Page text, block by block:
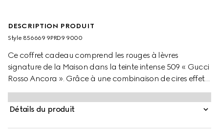
DESCRIPTION PRODUIT
Style ‎856669 9PRD9 9000
Ce coffret cadeau comprend les rouges à lèvres
signature de la Maison dans la teinte intense 509 « Gucci
Rosso Ancora ». Grâce à une combinaison de cires effet
gel et de pigments intenses, le Rouge À Lèvres Mat Gucci
offre une finition longue tenue avec une formule mate et
crémeuse. Le rouge à lèvres Gucci Rouge De Beauté
Détails du produit